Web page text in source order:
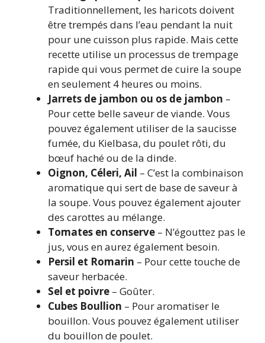
Traditionnellement, les haricots doivent
être trempés dans l’eau pendant la nuit
pour une cuisson plus rapide. Mais cette
recette utilise un processus de trempage
rapide qui vous permet de cuire la soupe
en seulement 4 heures ou moins.
Jarrets de jambon ou os de jambon –
Pour cette belle saveur de viande. Vous
pouvez également utiliser de la saucisse
fumée, du Kielbasa, du poulet rôti, du
bœuf haché ou de la dinde.
Oignon, Céleri, Ail – C’est la combinaison
aromatique qui sert de base de saveur à
la soupe. Vous pouvez également ajouter
des carottes au mélange.
Tomates en conserve – N’égouttez pas le
jus, vous en aurez également besoin.
Persil et Romarin – Pour cette touche de
saveur herbacée.
Sel et poivre – Goûter.
Cubes Boullion – Pour aromatiser le
bouillon. Vous pouvez également utiliser
du bouillon de poulet.